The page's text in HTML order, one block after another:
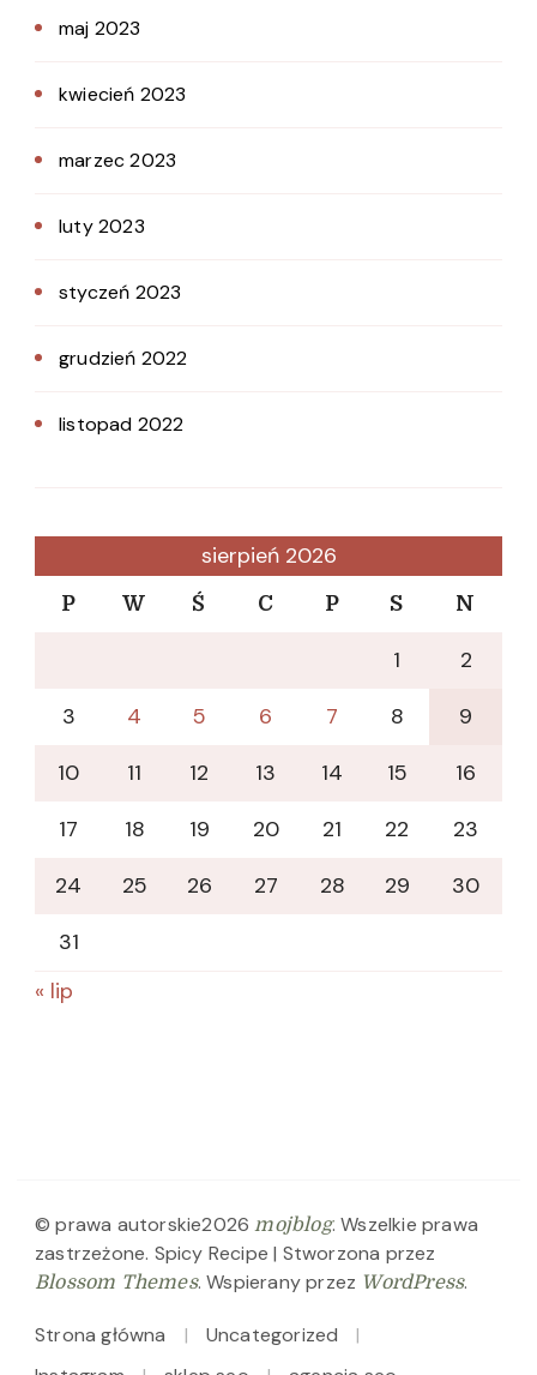
maj 2023
kwiecień 2023
marzec 2023
luty 2023
styczeń 2023
grudzień 2022
listopad 2022
sierpień 2026
P W Ś C P S N
1
2
3
4 5 6 7 8
9
10
11 12 13 14 15
16
17
18 19 20 21 22
23
24
25 26 27 28 29
30
31
« lip
© prawa autorskie2026mojblog. Wszelkie prawa
zastrzeżone. Spicy Recipe | Stworzona przez
Blossom Themes. Wspierany przez WordPress.
Strona główna
Uncategorized